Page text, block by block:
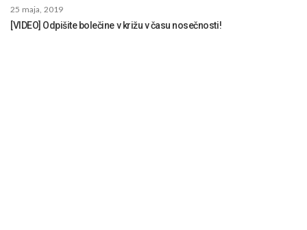
25 maja, 2019
[VIDEO] Odpišite bolečine v križu v času nosečnosti!